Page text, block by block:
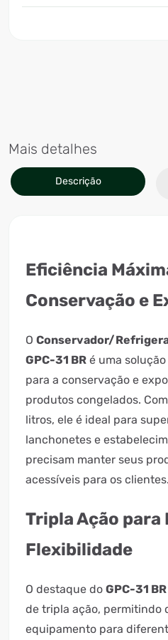
Mais detalhes
Descrição
Eficiência
Conservação e
O Conservador/
GPC-31 BR é uma
para a conservação e
produtos congelados.
litros, ele é ideal para
lanchonetes e
precisam manter seus
acessíveis para os clientes.
Tripla Ação para
Flexibilidade
O destaque do GPC-31 BR
de tripla ação, permitindo
equipamento para